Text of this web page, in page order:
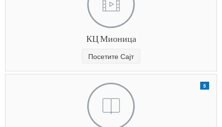
КЦ Мионица
Посетите Сајт
5